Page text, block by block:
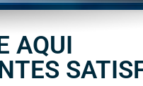
AQUI